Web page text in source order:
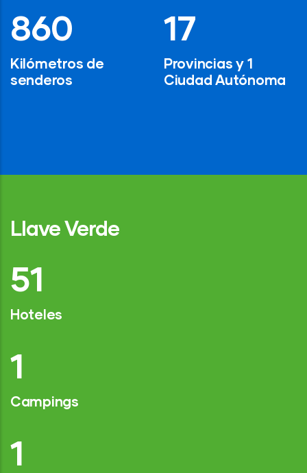
1,200
Kilómetros de
senderos
24
Provincias y 1
Ciudad Autónoma
Llave Verde
77
Hoteles
2
Campings
1